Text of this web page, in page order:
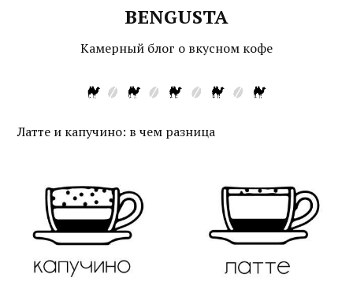
BENGUSTA
Камерный блог о вкусном кофе
Латте и капучино: в чем разница